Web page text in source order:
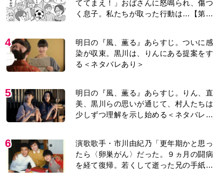
ててまえ！」おばさんに怒鳴られ、傷つ
く息子。私たちが取った行動は…【第3
4
明日の『風、薫る』あらすじ。ついに感
染が収束。黒川は、りんにある提案をす
る＜ネタバレあり＞
5
明日の『風、薫る』あらすじ。りん、直
美、黒川らの思いが通じて、村人たちは
少しずつ理解を示し始める＜ネタバレあ
6
演歌歌手・市川由紀乃「更年期かと思っ
たら〈卵巣がん〉だった。９ヵ月の闘病
を経て復帰。若くして逝った兄の手紙を